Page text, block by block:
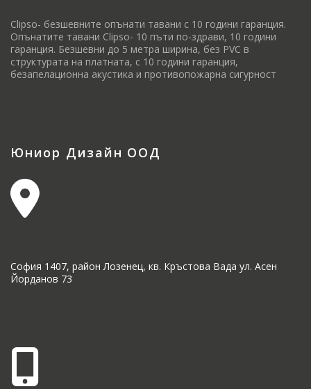
Clipso- безшевните опънати тавани с 10 години гаранция.
Опънатите тавани Clipso- 10 пъти по-здрави, 10 години
гаранция. Безшевни до 5 метра ширина, без PVC в
структурата на платната, с 10 години гаранция,
безапелационна акустика и противопожарна сигурност
Юниор Дизайн ООД
София 1407, район Лозенец, кв. Кръстова Вада ул. Асен
Йорданов 73